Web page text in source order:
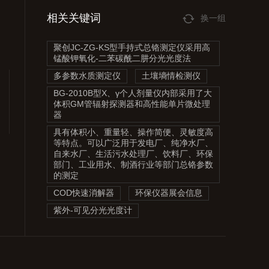
相关关键词 换一组
聚创JC-ZG-KS型手持式总铬测定仪采用高
锰酸钾氧化-二苯碳酰二肼分光光度法
多参数水质测定仪
土壤墒情检测仪
BG-2010B型X、γ个人剂量仪内部采用了大
体积GM管辐射探测器和高性能单片微处理
器
具有体积小、重量轻、操作简便、灵敏度高
等特点。可以广泛用于发电厂、纯净水厂、
自来水厂、生活污水处理厂、饮料厂、环保
部门、工业用水、制酒行业等部门总铬参数
的测定
COD快速消解器
环保仪器展会信息
紫外-可见分光光度计